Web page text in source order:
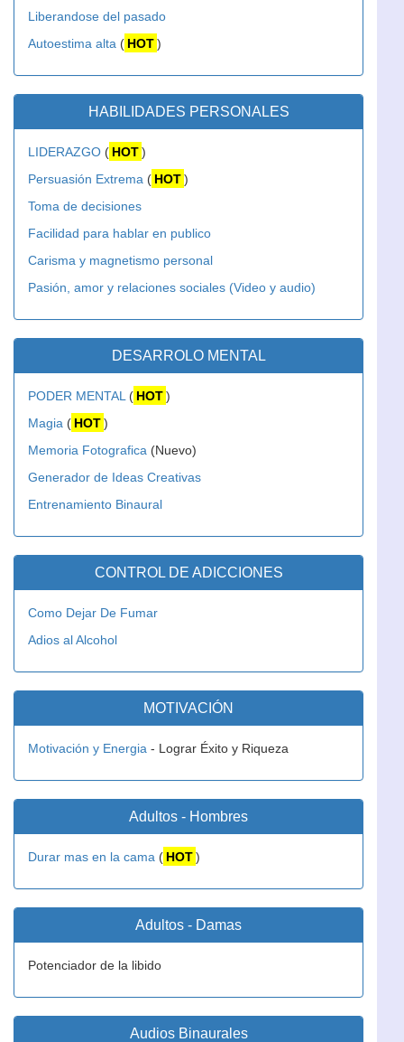
Liberandose del pasado
Autoestima alta ( HOT )
HABILIDADES PERSONALES
LIDERAZGO ( HOT )
Persuasión Extrema ( HOT )
Toma de decisiones
Facilidad para hablar en publico
Carisma y magnetismo personal
Pasión, amor y relaciones sociales (Video y audio)
DESARROLO MENTAL
PODER MENTAL ( HOT )
Magia ( HOT )
Memoria Fotografica (Nuevo)
Generador de Ideas Creativas
Entrenamiento Binaural
CONTROL DE ADICCIONES
Como Dejar De Fumar
Adios al Alcohol
MOTIVACIÓN
Motivación y Energia - Lograr Éxito y Riqueza
Adultos - Hombres
Durar mas en la cama ( HOT )
Adultos - Damas
Potenciador de la libido
Audios Binaurales